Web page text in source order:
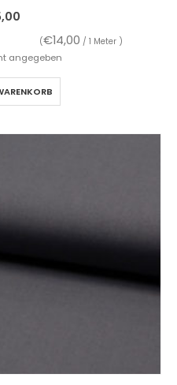
(€14,00 / 1 Meter )
angegeben